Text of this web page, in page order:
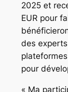
2025 et
EUR pour
des
pour
« Ma